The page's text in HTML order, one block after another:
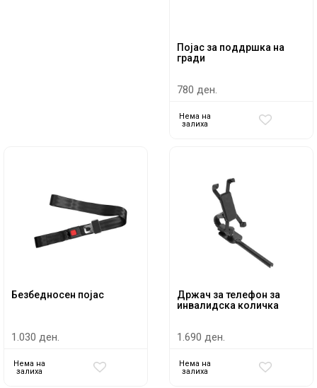
Појас за поддршка на
гради
780 ден.
Нема на
залиха
Безбедносен појас
1.030 ден.
Нема на
залиха
Држач за телефон за
инвалидска количка
1.690 ден.
Нема на
залиха